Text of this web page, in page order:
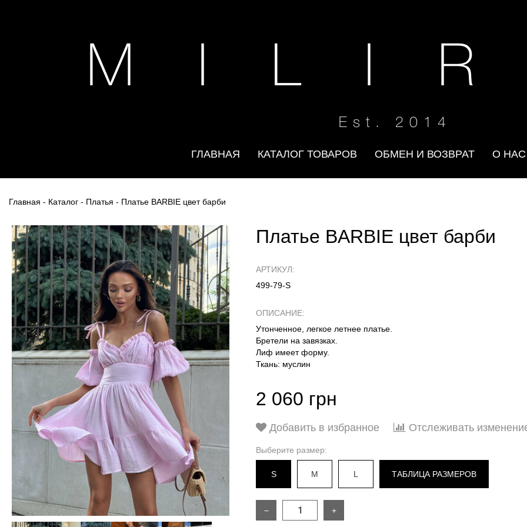
M I L I R
Est. 2014
ГЛАВНАЯ КАТАЛОГ ТОВАРОВ ОБМЕН И ВОЗВРАТ О НАС
Главная - Каталог - Платья - Платье BARBIE цвет барби
Платье BARBIE цвет барби
АРТИКУЛ:
499-79-S
ОПИСАНИЕ:
Утонченное, легкое летнее платье.
Бретели на завязках.
Лиф имеет форму.
Ткань: муслин
2 060 грн
Добавить в избранное Отслеживать
Выберите размер:
S M L ТАБЛИЦА РАЗМЕРОВ
РАЗМЕР
− +